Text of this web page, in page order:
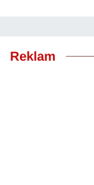
Reklam